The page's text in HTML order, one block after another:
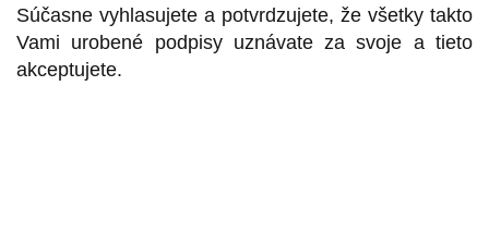
Súčasne vyhlasujete a potvrdzujete, že všetky takto
Vami urobené podpisy uznávate za svoje a tieto
akceptujete.